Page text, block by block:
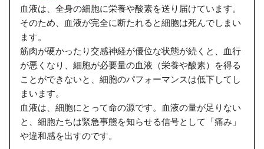
血液は、全身の細胞に栄養や酸素を送り届けています。
そのため、血液が完全に断たれると細胞は死んでしまい
ます。
筋肉が硬かったり交感神経が優位な状態が続くと、血行
が悪くなり、細胞が必要量の血液（栄養や酸素）を得る
ことができないと、細胞のパフォーマンスは低下してし
まいます。
血液は、細胞にとって命の源です。血液の量が足りない
と、細胞たちは緊急事態を知らせる信号として「痛み」
や違和感を出すのです。